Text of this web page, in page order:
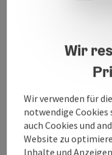
Wir
Wir verwenden für
notwendige
auch Cookies und
Website zu
Inhalte und